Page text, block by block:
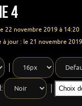
4
22 novembre 2019 à 14:20
jour : le 21 novembre